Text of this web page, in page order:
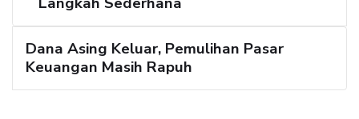
Dana Asing Keluar, Pemulihan Pasar
Keuangan Masih Rapuh